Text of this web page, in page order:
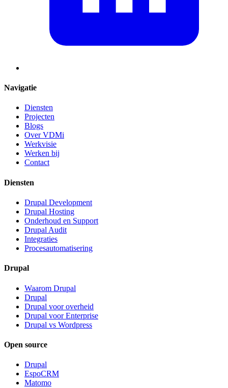
Navigatie
Diensten
Projecten
Blogs
Over VDMi
Werkvisie
Werken bij
Contact
Diensten
Drupal Development
Drupal Hosting
Onderhoud en Support
Drupal Audit
Integraties
Procesautomatisering
Drupal
Waarom Drupal
Drupal
Drupal voor overheid
Drupal voor Enterprise
Drupal vs Wordpress
Open source
Drupal
EspoCRM
Matomo